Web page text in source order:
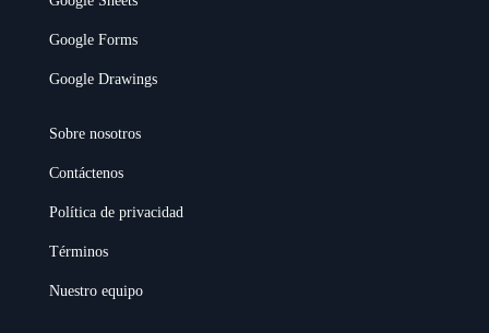
Google Forms
Google Drawings
Sobre nosotros
Contáctenos
Política de privacidad
Términos
Nuestro equipo